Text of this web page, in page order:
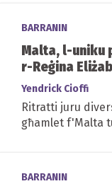
BARRANIN
Malta, l-uniku
r-Reġina
dar'
Yendrick Cioffi
Ritratti juru
għamlet f'Malta
BARRANIN